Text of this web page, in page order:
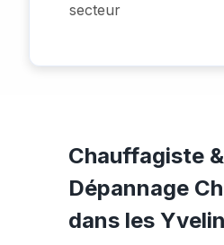
secteur
Chauffagiste &
Dépannage
dans les